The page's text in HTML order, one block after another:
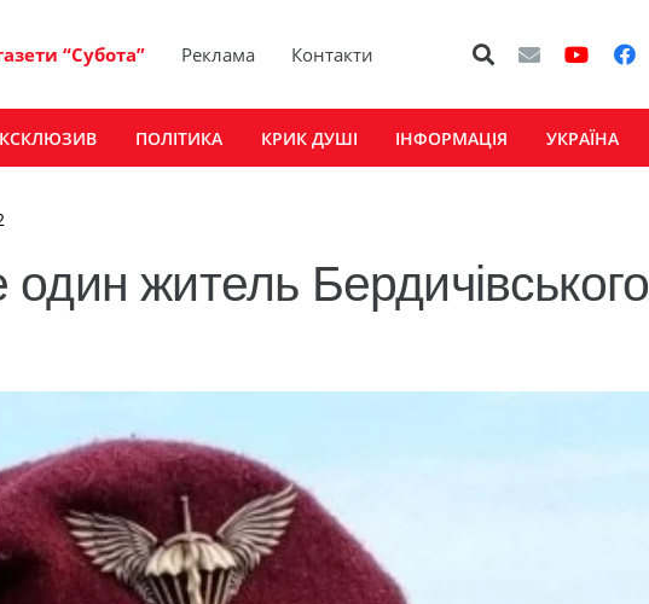
“Субота” Реклама Контакти
ПОЛІТИКА КРИК ДУШІ ІНФОРМАЦІЯ УКРАЇНА
один житель Бердичівського